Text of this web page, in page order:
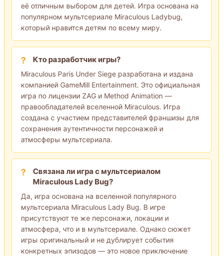
её отличным выбором для детей. Игра основана на
популярном мультсериале Miraculous Ladybug,
который нравится детям по всему миру.
Кто разработчик игры?
Miraculous Paris Under Siege разработана и издана
компанией GameMill Entertainment. Это официальная
игра по лицензии ZAG и Method Animation —
правообладателей вселенной Miraculous. Игра
создана с участием представителей франшизы для
сохранения аутентичности персонажей и
атмосферы мультсериала.
Связана ли игра с мультсериалом
Miraculous Lady Bug?
Да, игра основана на вселенной популярного
мультсериала Miraculous Lady Bug. В игре
присутствуют те же персонажи, локации и
атмосфера, что и в мультсериале. Однако сюжет
игры оригинальный и не дублирует события
конкретных эпизодов — это новое приключение